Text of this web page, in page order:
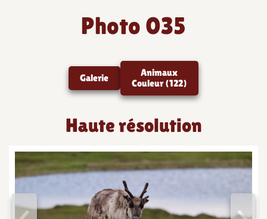
Photo 035
Galerie
Animaux
Couleur (122)
Haute résolution